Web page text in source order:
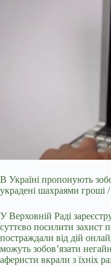
В Україні пропонують
украдені шахраями гроші
У Верховній Раді
суттєво посилити захист
постраждали від дій
можуть зобов’язати
аферисти вкрали з їхніх